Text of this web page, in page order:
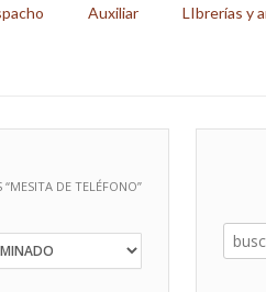
Auxiliar LIbrerías y
DE TELÉFONO”